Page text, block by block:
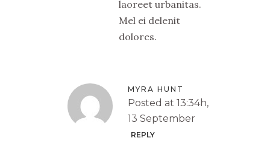
laoreet urbanitas.
Mel ei delenit
dolores.
MYRA HUNT
Posted at 13:34h,
13 September
REPLY